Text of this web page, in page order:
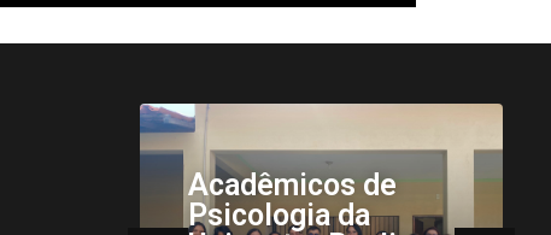
Acadêmicos de
Psicologia da